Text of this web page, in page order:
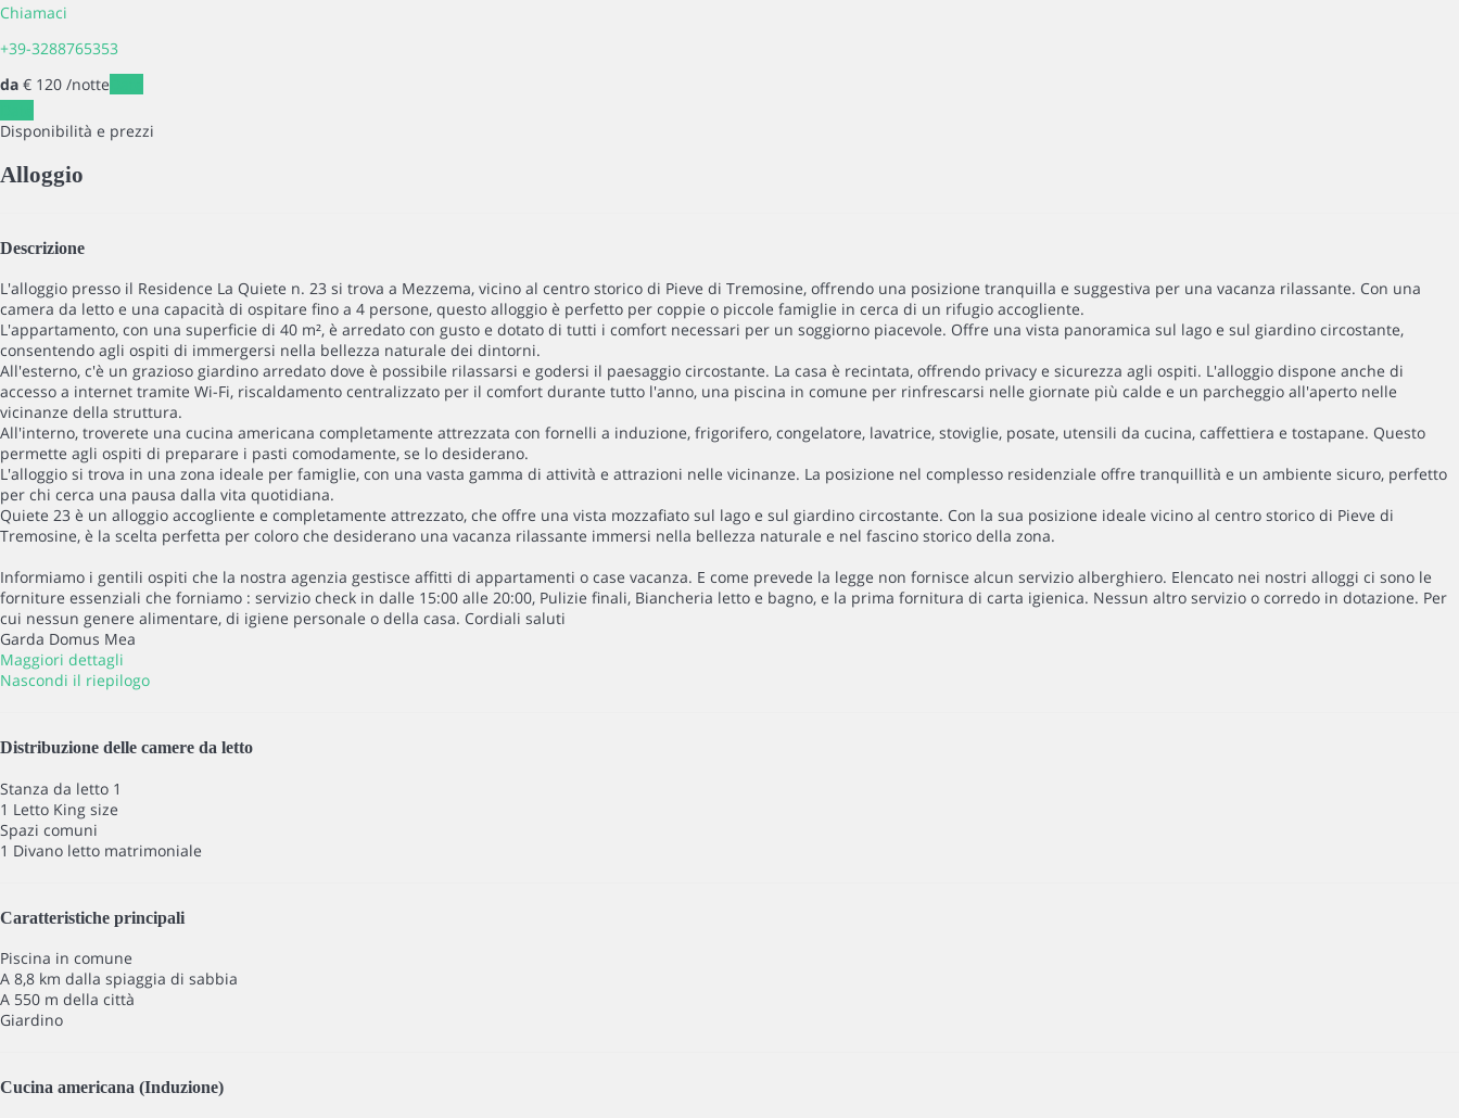
Chiamaci
+39-3288765353
da € 120 /notte
Disponibilità e prezzi
Alloggio
Descrizione
L'alloggio presso il Residence La Quiete n. 23 si trova a Mezzema, vicino al centro storico di Pieve di Tremosine, offrendo una posizione tranquilla e suggestiva per una vacanza rilassante. Con una
camera da letto e una capacità di ospitare fino a 4 persone, questo alloggio è perfetto per coppie o piccole famiglie in cerca di un rifugio accogliente.
L'appartamento, con una superficie di 40 m², è arredato con gusto e dotato di tutti i comfort necessari per un soggiorno piacevole. Offre una vista panoramica sul lago e sul giardino circostante,
consentendo agli ospiti di immergersi nella bellezza naturale dei dintorni.
All'esterno, c'è un grazioso giardino arredato dove è possibile rilassarsi e godersi il paesaggio circostante. La casa è recintata, offrendo privacy e sicurezza agli ospiti. L'alloggio dispone anche di
accesso a internet tramite Wi-Fi, riscaldamento centralizzato per il comfort durante tutto l'anno, una piscina in comune per rinfrescarsi nelle giornate più calde e un parcheggio all'aperto nelle
vicinanze della struttura.
All'interno, troverete una cucina americana completamente attrezzata con fornelli a induzione, frigorifero, congelatore, lavatrice, stoviglie, posate, utensili da cucina, caffettiera e tostapane. Questo
permette agli ospiti di preparare i pasti comodamente, se lo desiderano.
L'alloggio si trova in una zona ideale per famiglie, con una vasta gamma di attività e attrazioni nelle vicinanze. La posizione nel complesso residenziale offre tranquillità e un ambiente sicuro, perfetto
per chi cerca una pausa dalla vita quotidiana.
Quiete 23 è un alloggio accogliente e completamente attrezzato, che offre una vista mozzafiato sul lago e sul giardino circostante. Con la sua posizione ideale vicino al centro storico di Pieve di
Tremosine, è la scelta perfetta per coloro che desiderano una vacanza rilassante immersi nella bellezza naturale e nel fascino storico della zona.
Informiamo i gentili ospiti che la nostra agenzia gestisce affitti di appartamenti o case vacanza. E come prevede la legge non fornisce alcun servizio alberghiero. Elencato nei nostri alloggi ci sono le
forniture essenziali che forniamo : servizio check in dalle 15:00 alle 20:00, Pulizie finali, Biancheria letto e bagno, e la prima fornitura di carta igienica. Nessun altro servizio o corredo in dotazione. Per
cui nessun genere alimentare, di igiene personale o della casa. Cordiali saluti
Garda Domus Mea
Maggiori dettagli
Nascondi il riepilogo
Distribuzione delle camere da letto
Stanza da letto 1
1 Letto King size
Spazi comuni
1 Divano letto matrimoniale
Caratteristiche principali
Piscina in comune
A 8,8 km dalla spiaggia di sabbia
A 550 m della città
Giardino
Cucina americana (Induzione)